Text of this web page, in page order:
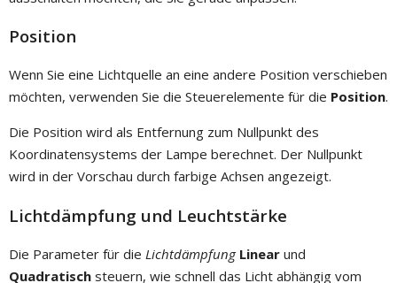
Position
Wenn Sie eine Lichtquelle an eine andere Position verschieben
möchten, verwenden Sie die Steuerelemente für die Position.
Die Position wird als Entfernung zum Nullpunkt des
Koordinatensystems der Lampe berechnet. Der Nullpunkt
wird in der Vorschau durch farbige Achsen angezeigt.
Lichtdämpfung und Leuchtstärke
Die Parameter für die Lichtdämpfung Linear und
Quadratisch steuern, wie schnell das Licht abhängig vom